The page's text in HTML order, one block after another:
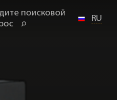
поисковой
RU